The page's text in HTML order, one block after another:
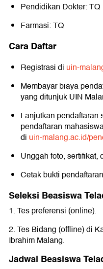
Pendidikan Dokter: TQ
Farmasi: TQ
Cara Daftar
Registrasi di uin-
Membayar biaya
yang ditunjuk UIN
Lanjutkan pendaftaran
pendaftaran
di uin-malang.ac.id/
Unggah foto, sertifikat,
Cetak bukti
Seleksi Beasiswa
1. Tes preferensi (online).
2. Tes Bidang (offline) di
Ibrahim Malang.
Jadwal Beasiswa